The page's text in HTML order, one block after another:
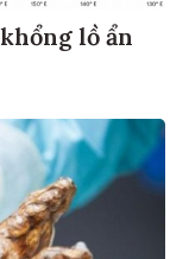
lồ ẩn